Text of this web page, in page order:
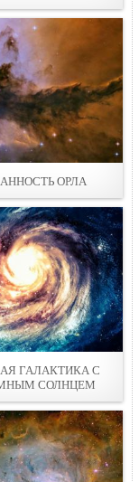
ОРЛА
ГАЛАКТИКА С
СОЛНЦЕМ